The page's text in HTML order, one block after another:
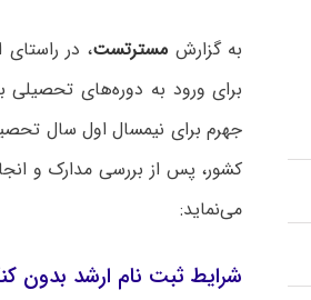
به گزارش مسترتست، در
برای ورود به دوره‌های تحصیلی
کشور، پس از بررسی مدارک و
می‌نماید:
شرایط ثبت نام ارشد بدون